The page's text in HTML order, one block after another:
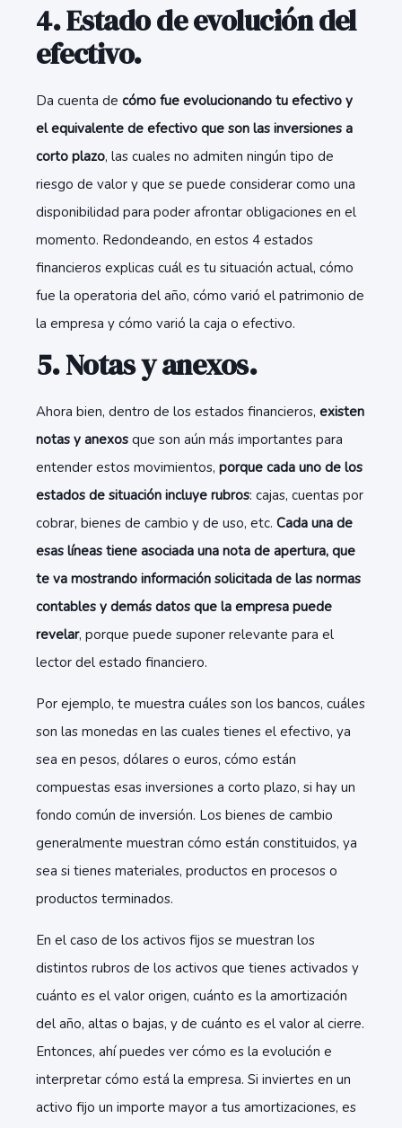
4. Estado de evolución del
efectivo.
Da cuenta de cómo fue evolucionando tu efectivo y
el equivalente de efectivo que son las inversiones a
corto plazo, las cuales no admiten ningún tipo de
riesgo de valor y que se puede considerar como una
disponibilidad para poder afrontar obligaciones en el
momento. Redondeando, en estos 4 estados
financieros explicas cuál es tu situación actual, cómo
fue la operatoria del año, cómo varió el patrimonio de
la empresa y cómo varió la caja o efectivo.
5. Notas y anexos.
Ahora bien, dentro de los estados financieros, existen
notas y anexos que son aún más importantes para
entender estos movimientos, porque cada uno de los
estados de situación incluye rubros: cajas, cuentas por
cobrar, bienes de cambio y de uso, etc. Cada una de
esas líneas tiene asociada una nota de apertura, que
te va mostrando información solicitada de las normas
contables y demás datos que la empresa puede
revelar, porque puede suponer relevante para el
lector del estado financiero.
Por ejemplo, te muestra cuáles son los bancos, cuáles
son las monedas en las cuales tienes el efectivo, ya
sea en pesos, dólares o euros, cómo están
compuestas esas inversiones a corto plazo, si hay un
fondo común de inversión. Los bienes de cambio
generalmente muestran cómo están constituidos, ya
sea si tienes materiales, productos en procesos o
productos terminados.
En el caso de los activos fijos se muestran los
distintos rubros de los activos que tienes activados y
cuánto es el valor origen, cuánto es la amortización
del año, altas o bajas, y de cuánto es el valor al cierre.
Entonces, ahí puedes ver cómo es la evolución e
interpretar cómo está la empresa. Si inviertes en un
activo fijo un importe mayor a tus amortizaciones, es